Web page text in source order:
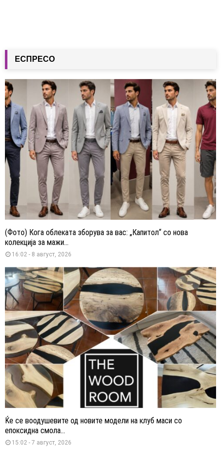
ЕСПРЕСО
(Фото) Кога облеката зборува за вас: „Капитол“ со нова
колекција за мажи...
16:02 - 8 август, 2026
Ќе се воодушевите од новите модели на клуб маси со
епоксидна смола...
15:02 - 7 август, 2026